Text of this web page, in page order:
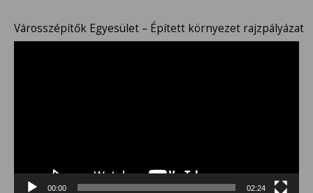
Városszépítők Egyesület – Épített környezet rajzpályázat
00:00 02:24